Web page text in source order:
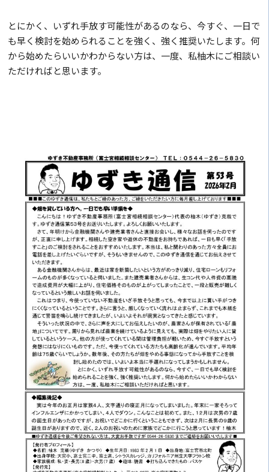
とにかく、いずれ手放す可能性があるのなら、今すぐ、一日で
も早く検討を始められることを強く、強く推奨いたします。何
から始めたらいいかわからない方は、一度、私柚木にご相談い
ただければと思います。